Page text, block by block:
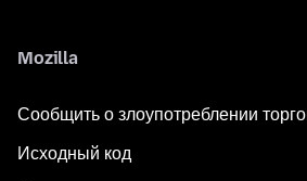
Mozilla
Сообщить о злоупотреблении
Исходный код